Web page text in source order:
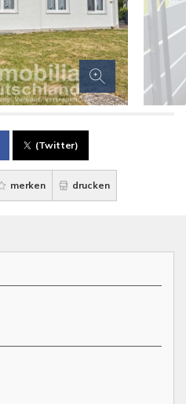
(Twitter)
merken drucken